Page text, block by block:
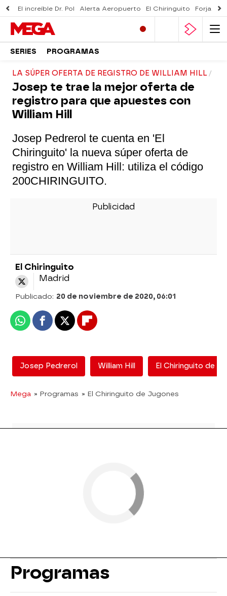
El increíble Dr. Pol Alerta Aeropuerto El Chiringuito Forjado
SERIES PROGRAMAS
LA SÚPER OFERTA DE REGISTRO DE WILLIAM HILL
Josep te trae la mejor oferta de
registro para que apuestes con
William Hill
Josep Pedrerol te cuenta en 'El
Chiringuito' la nueva súper oferta de
registro en William Hill: utiliza el código
200CHIRINGUITO.
El Chiringuito
Madrid
Publicado: 20 de noviembre de 2020, 06:01
WhatsappFacebook
X Flipboard
Josep Pedrerol William Hill El Chiringuito de
Mega » Programas » El Chiringuito de Jugones
Programas